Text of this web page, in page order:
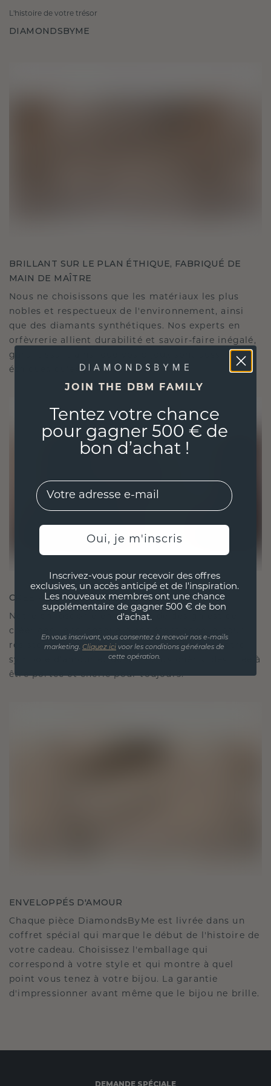
L'histoire de votre trésor
DIAMONDSBYME
BRILLANT SUR LE PLAN ÉTHIQUE, FABRIQUÉ DE
MAIN DE MAÎTRE
Nous ne choisissons que les matériaux les plus
nobles et respectueux de l'environnement, ainsi
que des diamants synthétiques. Nos experts en
orfèvrerie allient durabilité et savoir-faire inégalé,
garantissant ainsi que vos bijoux sont aussi
éthiques qu'exquis.
CRÉÉ POUR LA CONNEXION
Notre philosophie en matière de design est de
créer des liens, chaque pièce étant conçue pour
résister à l'épreuve du temps. Elle devient votre
symbole d'amour et de moments chéris, destinée à
être portée et chérie pour toujours.
ENVELOPPÉS D'AMOUR
Chaque pièce DiamondsByMe est livrée dans un
coffret spécial qui marque le début de l'histoire de
votre cadeau. Choisissez l'emballage qui
correspond à votre style et qui montre à quel
point vous tenez à votre bijou. La garantie
d'impressionner avant même que le bijou ne brille.
DEMANDE SPÉCIALE
JOIN THE DBM FAMILY
Tentez votre chance
pour gagner 500 € de
bon d’achat !
EMail
Oui, je m'inscris
Inscrivez-vous pour recevoir des offres
exclusives, un accès anticipé et de l'inspiration.
Les nouveaux membres ont une chance
supplémentaire de gagner 500 € de bon
d'achat.
En vous inscrivant, vous consentez à recevoir nos e-mails
marketing. Cliquez ici voor les conditions générales de
cette opération.